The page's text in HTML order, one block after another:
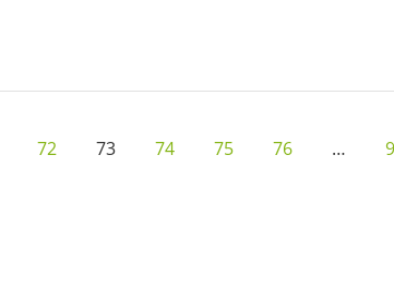
72 73 74 75 76 …